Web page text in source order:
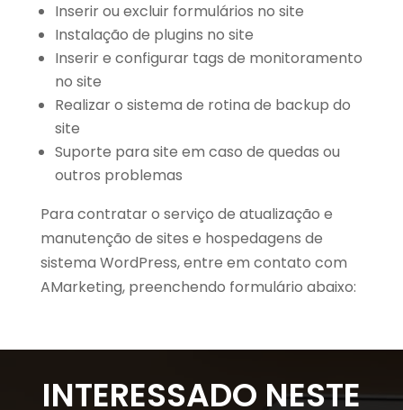
Inserir ou excluir formulários no site
Instalação de plugins no site
Inserir e configurar tags de monitoramento
no site
Realizar o sistema de rotina de backup do
site
Suporte para site em caso de quedas ou
outros problemas
Para contratar o serviço de atualização e
manutenção de sites e hospedagens de
sistema WordPress,entre em contato com
AMarketing, preenchendo formulário abaixo:
INTERESSADO NESTE